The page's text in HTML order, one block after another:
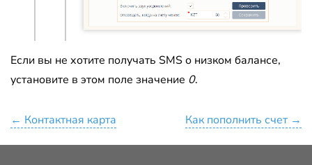
Если вы не хотите получать SMS о низком балансе,
установите в этом поле значение 0.
Как пополнить счет →
← Контактная карта